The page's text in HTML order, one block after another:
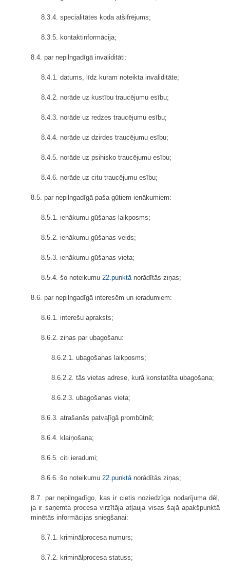
8.3.4. specialitātes koda atšifrējums;
8.3.5. kontaktinformācija;
8.4. par nepilngadīgā invaliditāti:
8.4.1. datums, līdz kuram noteikta invaliditāte;
8.4.2. norāde uz kustību traucējumu esību;
8.4.3. norāde uz redzes traucējumu esību;
8.4.4. norāde uz dzirdes traucējumu esību;
8.4.5. norāde uz psihisko traucējumu esību;
8.4.6. norāde uz citu traucējumu esību;
8.5. par nepilngadīgā paša gūtiem ienākumiem:
8.5.1. ienākumu gūšanas laikposms;
8.5.2. ienākumu gūšanas veids;
8.5.3. ienākumu gūšanas vieta;
8.5.4. šo noteikumu 22.punktānorādītās ziņas;
8.6. par nepilngadīgā interesēm un ieradumiem:
8.6.1. interešu apraksts;
8.6.2. ziņas par ubagošanu:
8.6.2.1. ubagošanas laikposms;
8.6.2.2. tās vietas adrese, kurā konstatēta ubagošana;
8.6.2.3. ubagošanas vieta;
8.6.3. atrašanās patvaļīgā prombūtnē;
8.6.4. klaiņošana;
8.6.5. citi ieradumi;
8.6.6. šo noteikumu 22.punktānorādītās ziņas;
8.7. par nepilngadīgo, kas ir cietis noziedzīga nodarījuma dēļ,
ja ir saņemta procesa virzītāja atļauja visas šajā apakšpunktā
minētās informācijas sniegšanai:
8.7.1. kriminālprocesa numurs;
8.7.2. kriminālprocesa statuss;